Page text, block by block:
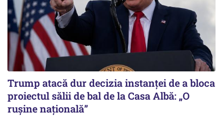
Trump atacă dur decizia instanţei de a bloca
proiectul sălii de bal de la Casa Albă: „O
ruşine naţională”